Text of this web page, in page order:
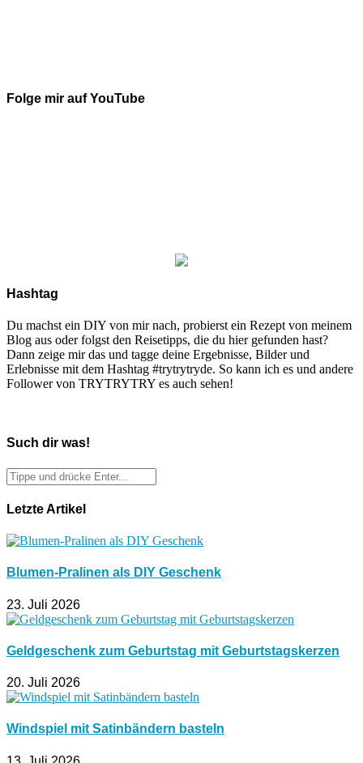
Folge mir auf YouTube
Hashtag
Du machst ein DIY von mir nach, probierst ein Rezept von meinem
Blog aus oder folgst den Reisetipps, die du hier gefunden hast?
Dann zeige mir das und tagge deine Ergebnisse, Bilder und
Erlebnisse mit dem Hashtag #trytrytryde. So kann ich es und andere
Follower von TRYTRYTRY es auch sehen!
Such dir was!
Letzte Artikel
Blumen-Pralinen als DIY Geschenk
23. Juli 2026
Geldgeschenk zum Geburtstag mit Geburtstagskerzen
20. Juli 2026
Windspiel mit Satinbändern basteln